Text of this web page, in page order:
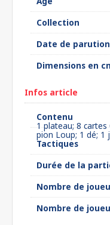
Collection
Date de parution
Dimensions en
Infos article
Contenu
1 plateau; 8
pion Loup; 1 dé; 1
Tactiques
Durée de la
Nombre de
Nombre de